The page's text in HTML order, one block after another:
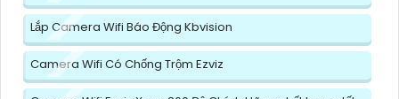
Lắp Camera Wifi Báo Động Kbvision
Camera Wifi Có Chống Trộm Ezviz